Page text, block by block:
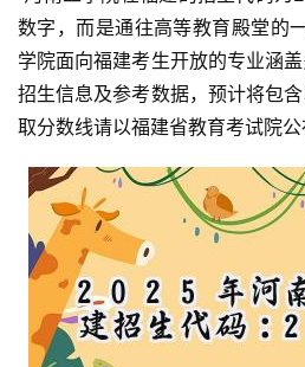
数字，而是通往高等教育殿堂的
学院面向福建考生开放的专业涵
招生信息及参考数据，预计将包
取分数线请以福建省教育考试院公